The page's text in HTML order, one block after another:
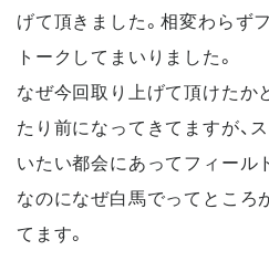
げて頂きました。相変わらず
トークしてまいりました。
なぜ今回取り上げて頂けたか
たり前になってきてますが、
いたい都会にあってフィール
なのになぜ白馬でってところ
てます。